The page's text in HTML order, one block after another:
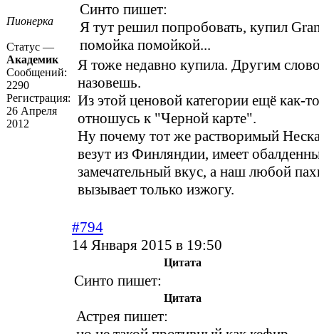
Пионерка
Статус —
Академик
Сообщений:
2290
Регистрация:
26 Апреля
2012
Синто пишет:
Я тут решил попробовать, купил
помойка помойкой...
Я тоже недавно купила. Другим
назовешь.
Из этой ценовой категории ещё как-
отношусь к "Черной карте".
Ну почему тот же растворимый
везут из Финляндии, имеет
замечательный вкус, а наш любой
вызывает только изжогу.
#794
14 Января 2015 в 19:50
Цитата
Синто пишет:
Цитата
Астрея пишет: